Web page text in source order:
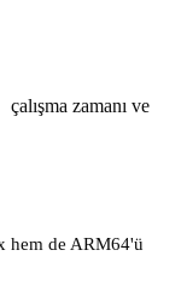
çalışma zamanı ve
hem de ARM64'ü